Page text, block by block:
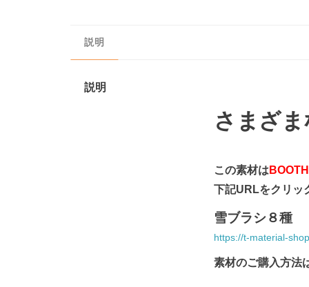
説明
説明
さまざ
この素材は
下記URLをクリッ
雪ブラシ８種
https://t-material-
素材のご購入方法